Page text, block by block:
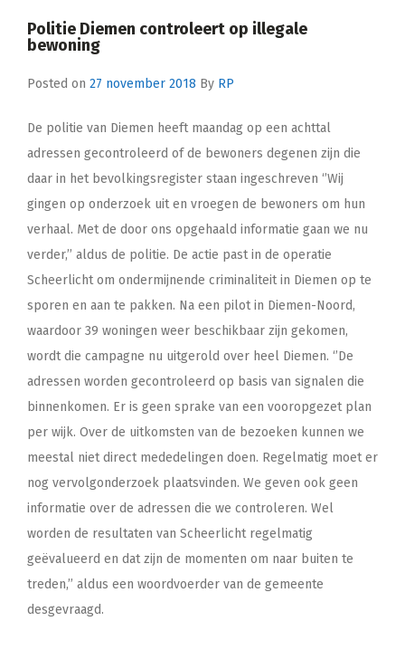
Politie Diemen controleert op illegale
bewoning
Posted on 27 november 2018 By RP
De politie van Diemen heeft maandag op een achttal
adressen gecontroleerd of de bewoners degenen zijn die
daar in het bevolkingsregister staan ingeschreven ‘’Wij
gingen op onderzoek uit en vroegen de bewoners om hun
verhaal. Met de door ons opgehaald informatie gaan we nu
verder,’’ aldus de politie. De actie past in de operatie
Scheerlicht om ondermijnende criminaliteit in Diemen op te
sporen en aan te pakken. Na een pilot in Diemen-Noord,
waardoor 39 woningen weer beschikbaar zijn gekomen,
wordt die campagne nu uitgerold over heel Diemen. ‘’De
adressen worden gecontroleerd op basis van signalen die
binnenkomen. Er is geen sprake van een vooropgezet plan
per wijk. Over de uitkomsten van de bezoeken kunnen we
meestal niet direct mededelingen doen. Regelmatig moet er
nog vervolgonderzoek plaatsvinden. We geven ook geen
informatie over de adressen die we controleren. Wel
worden de resultaten van Scheerlicht regelmatig
geëvalueerd en dat zijn de momenten om naar buiten te
treden,’’ aldus een woordvoerder van de gemeente
desgevraagd.